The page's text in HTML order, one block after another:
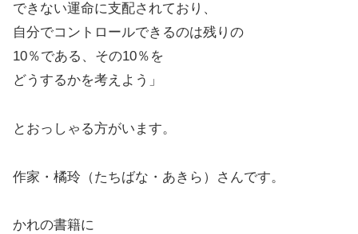
できない運命に支配されており、
自分でコントロールできるのは残りの
10％である、その10％を
どうするかを考えよう」
とおっしゃる方がいます。
作家・橘玲（たちばな・あきら）さんです。
かれの書籍に